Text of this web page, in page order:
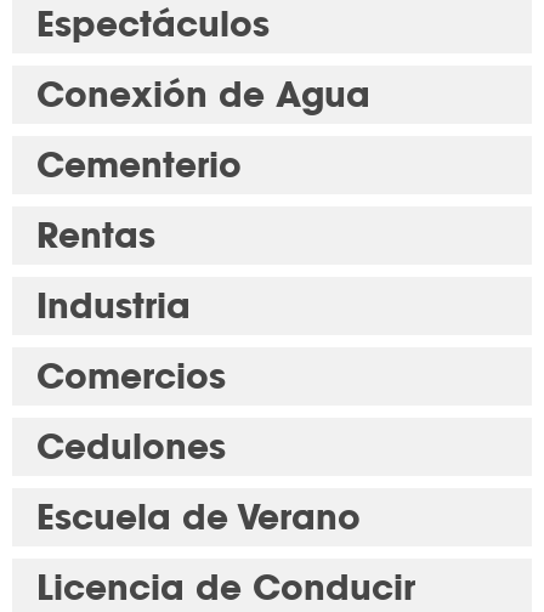
Espectáculos
Conexión de Agua
Cementerio
Rentas
Industria
Comercios
Cedulones
Escuela de Verano
Licencia de Conducir